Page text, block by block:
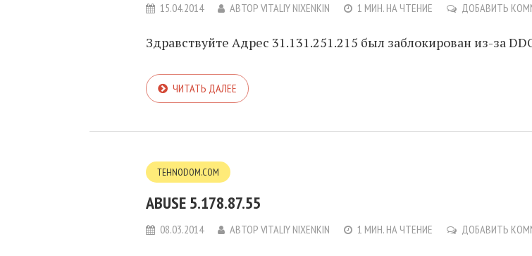
15.04.2014 АВТОР VITALIY NIXENKIN 1 МИН. НА ЧТЕНИЕ ДОБАВИТЬ
Здравствуйте Адрес 31.131.251.215 был заблокирован из-за
ЧИТАТЬ ДАЛЕЕ
TEHNODOM.COM
ABUSE 5.178.87.55
08.03.2014 АВТОР VITALIY NIXENKIN 1 МИН. НА ЧТЕНИЕ ДОБАВИТЬ